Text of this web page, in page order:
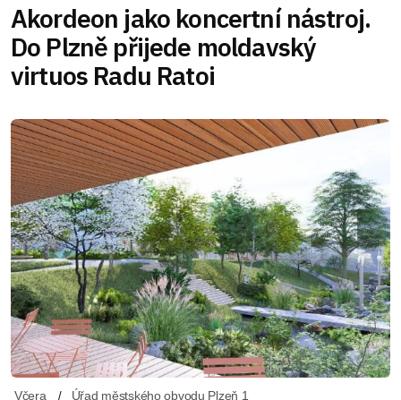
Akordeon jako koncertní nástroj.
Do Plzně přijede moldavský
virtuos Radu Ratoi
Včera Úřad městského obvodu Plzeň 1